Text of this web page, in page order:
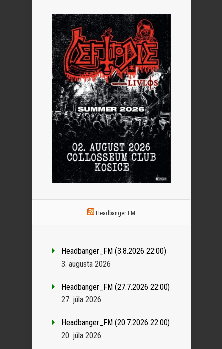
Headbanger FM
Headbanger_FM (3.8.2026 22:00)
3. augusta 2026
Headbanger_FM (27.7.2026 22:00)
27. júla 2026
Headbanger_FM (20.7.2026 22:00)
20. júla 2026